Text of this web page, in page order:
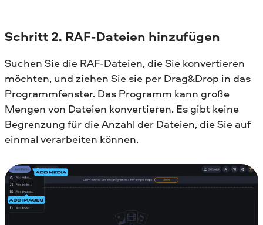
Schritt 2. RAF-Dateien hinzufügen
Suchen Sie die RAF-Dateien, die Sie konvertieren
möchten, und ziehen Sie sie per Drag&Drop in das
Programmfenster. Das Programm kann große
Mengen von Dateien konvertieren. Es gibt keine
Begrenzung für die Anzahl der Dateien, die Sie auf
einmal verarbeiten können.